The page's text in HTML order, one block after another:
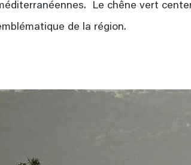
Le chêne vert
de la région.